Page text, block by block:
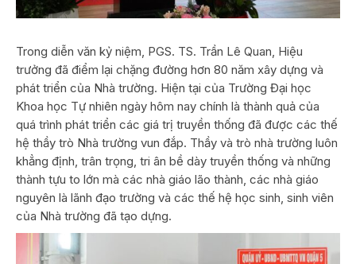
Trong diễn văn kỷ niệm, PGS. TS. Trần Lê Quan, Hiệu
trưởng đã điểm lại chặng đường hơn 80 năm xây dựng và
phát triển của Nhà trường. Hiện tại của Trường Đại học
Khoa học Tự nhiên ngày hôm nay chính là thành quả của
quá trình phát triển các giá trị truyền thống đã được các thế
hệ thầy trò Nhà trường vun đắp. Thầy và trò nhà trường luôn
khẳng định, trân trọng, tri ân bề dày truyền thống và những
thành tựu to lớn mà các nhà giáo lão thành, các nhà giáo
nguyên là lãnh đạo trường và các thế hệ học sinh, sinh viên
của Nhà trường đã tạo dựng.